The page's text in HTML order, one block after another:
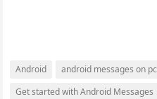
Android android messages on pc
Get started with Android Messages